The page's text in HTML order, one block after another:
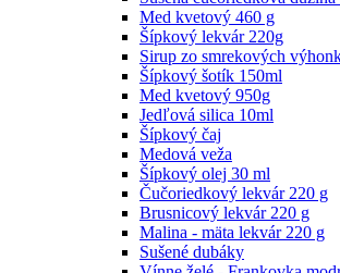
Med kvetový 460 g
Šípkový lekvár 220g
Sirup zo smrekových
Šípkový šotík 150ml
Med kvetový 950g
Jedľová silica 10ml
Šípkový čaj
Medová veža
Šípkový olej 30 ml
Čučoriedkový lekvár 220 g
Brusnicový lekvár 220 g
Malina - mäta lekvár 220 g
Sušené dubáky